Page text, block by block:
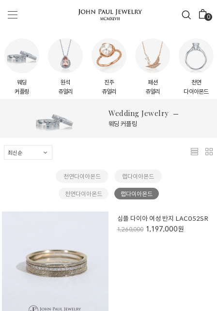
0
웨딩
커플링
원석
쥬얼리
진주
쥬얼리
패션
쥬얼리
천연
다이아몬드
Wedding Jewelry
웨딩 커플링
천연다이아몬드 랩다이아몬드
천연다이아몬드 랩다이아몬드
심플 다이아 여성 반지 LAC052SR
1,260,000 1,197,000원